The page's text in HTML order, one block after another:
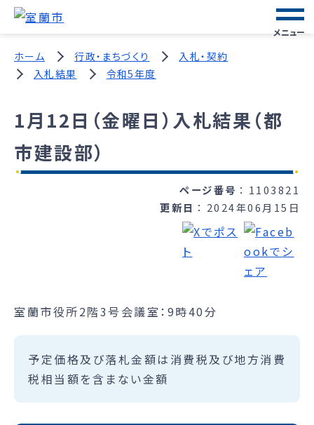
メニュー
ホーム 行政・まちづくり
入札・契約
入札結果
令和5年度
1月12日（金曜日）入札結果（都
市建設部）
ページ番号
1103821
更新日
2024年06月15日
室蘭市役所2階3号会議室：9時40分
予定価格及び落札金額は消費税及び地方消費
税相当額を含まない金額